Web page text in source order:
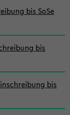
bis SoSe
bis
bis